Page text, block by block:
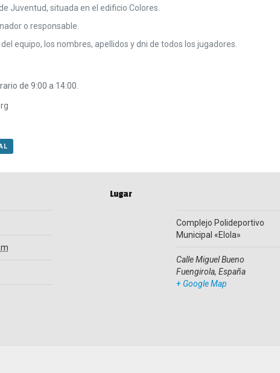
Juventud, situada en el edificio Colores.
o responsable.
equipo, los nombres, apellidos y dni de todos los jugadores.
de 9:00 a 14:00.
Lugar
Complejo Polideportivo
Municipal «Elola»
Calle Miguel Bueno
Fuengirola, España
+ Google Map